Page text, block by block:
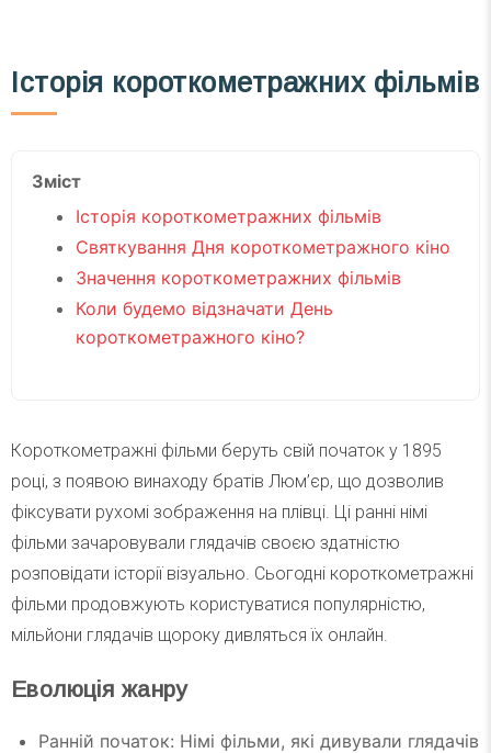
Історія короткометражних фільмів
Зміст
Історія короткометражних фільмів
Святкування Дня короткометражного кіно
Значення короткометражних фільмів
Коли будемо відзначати День
короткометражного кіно?
Короткометражні фільми беруть свій початок у 1895
році, з появою винаходу братів Люм’єр, що дозволив
фіксувати рухомі зображення на плівці. Ці ранні німі
фільми зачаровували глядачів своєю здатністю
розповідати історії візуально. Сьогодні короткометражні
фільми продовжують користуватися популярністю,
мільйони глядачів щороку дивляться їх онлайн.
Еволюція жанру
Ранній початок: Німі фільми, які дивували глядачів